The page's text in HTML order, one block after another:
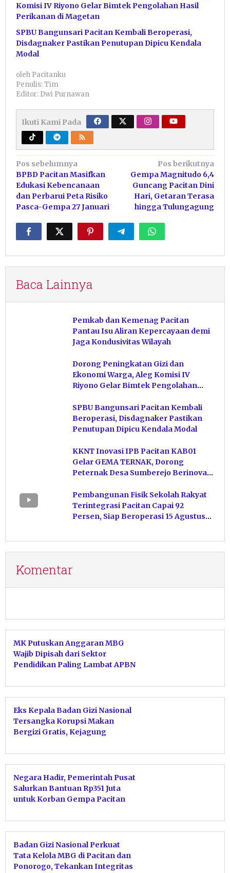
Komisi IV Riyono Gelar Bimtek Pengolahan Hasil
Perikanan di Magetan
SPBU Bangunsari Pacitan Kembali Beroperasi,
Disdagnaker Pastikan Penutupan Dipicu Kendala
Modal
oleh Pacitanku
Penulis: Tim
Editor: Dwi Purnawan
Ikuti Kami Pada
Navigasi
pos
Pos sebelumnya
BPBD Pacitan Masifkan
Edukasi Kebencanaan
dan Perbarui Peta Risiko
Pasca-Gempa 27 Januari
Pos berikutnya
Gempa Magnitudo 6,4
Guncang Pacitan Dini
Hari, Getaran Terasa
hingga Tulungagung
Baca Lainnya
Pemkab dan Kemenag Pacitan
Pantau Isu Aliran Kepercayaan demi
Jaga Kondusivitas Wilayah
Dorong Peningkatan Gizi dan
Ekonomi Warga, Aleg Komisi IV
Riyono Gelar Bimtek Pengolahan
SPBU Bangunsari Pacitan Kembali
Beroperasi, Disdagnaker Pastikan
Penutupan Dipicu Kendala Modal
KKNT Inovasi IPB Pacitan KAB01
Gelar GEMA TERNAK, Dorong
Peternak Desa Sumberejo Berinovasi
Pembangunan Fisik Sekolah Rakyat
Terintegrasi Pacitan Capai 92
Persen, Siap Beroperasi 15 Agustus
Komentar
MK Putuskan Anggaran MBG
Wajib Dipisah dari Sektor
Pendidikan Paling Lambat APBN
Eks Kepala Badan Gizi Nasional
Tersangka Korupsi Makan
Bergizi Gratis, Kejagung
TV
Negara Hadir, Pemerintah Pusat
Salurkan Bantuan Rp351 Juta
untuk Korban Gempa Pacitan
Badan Gizi Nasional Perkuat
Tata Kelola MBG di Pacitan dan
Ponorogo, Tekankan Integritas